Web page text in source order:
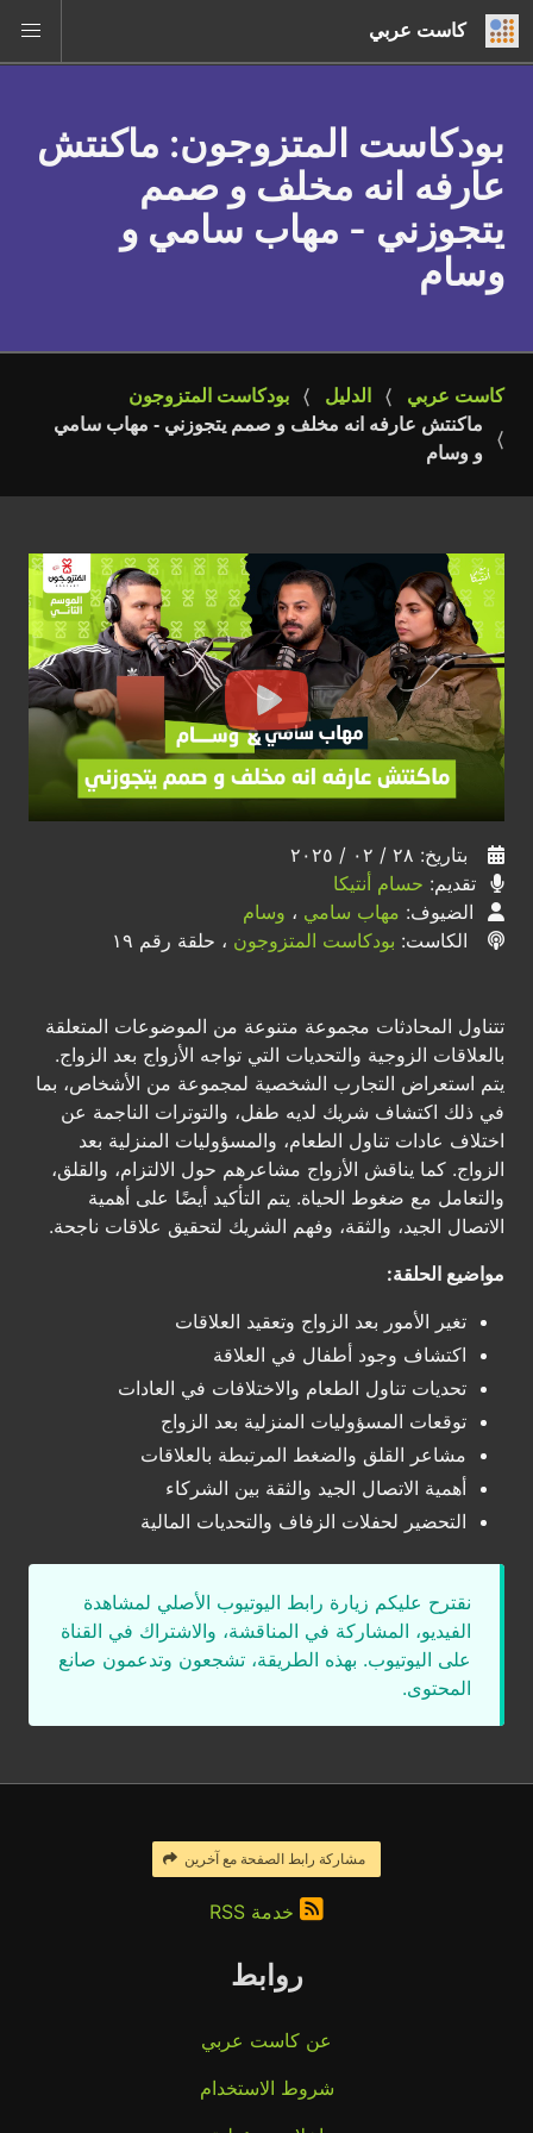
كاست عربي
بودكاست المتزوجون: ماكنتش
عارفه انه مخلف و صمم
يتجوزني - مهاب سامي و
وسام
كاست عربي الدليل
بودكاست المتزوجون
ماكنتش عارفه انه مخلف و صمم يتجوزني - مهاب سامي
و وسام
بتاريخ: ٢٨ / ٠٢ / ٢٠٢٥
تقديم: حسام أنتيكا
الضيوف: مهاب سامي ، وسام
الكاست: بودكاست المتزوجون ، حلقة رقم ١٩
تتناول المحادثات مجموعة متنوعة من الموضوعات المتعلقة
بالعلاقات الزوجية والتحديات التي تواجه الأزواج بعد الزواج.
يتم استعراض التجارب الشخصية لمجموعة من الأشخاص، بما
في ذلك اكتشاف شريك لديه طفل، والتوترات الناجمة عن
اختلاف عادات تناول الطعام، والمسؤوليات المنزلية بعد
الزواج. كما يناقش الأزواج مشاعرهم حول الالتزام، والقلق،
والتعامل مع ضغوط الحياة. يتم التأكيد أيضًا على أهمية
الاتصال الجيد، والثقة، وفهم الشريك لتحقيق علاقات ناجحة.
مواضيع الحلقة:
تغير الأمور بعد الزواج وتعقيد العلاقات
اكتشاف وجود أطفال في العلاقة
تحديات تناول الطعام والاختلافات في العادات
توقعات المسؤوليات المنزلية بعد الزواج
مشاعر القلق والضغط المرتبطة بالعلاقات
أهمية الاتصال الجيد والثقة بين الشركاء
التحضير لحفلات الزفاف والتحديات المالية
نقترح عليكم زيارة رابط اليوتيوب الأصلي لمشاهدة
الفيديو، المشاركة في المناقشة، والاشتراك في القناة
على اليوتيوب. بهذه الطريقة، تشجعون وتدعمون صانع
المحتوى.
مشاركة رابط الصفحة مع آخرين
خدمة RSS
روابط
عن كاست عربي
شروط الاستخدام